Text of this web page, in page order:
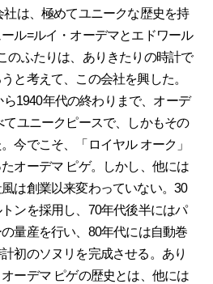
は、極めてユニークな歴史を持
ル=ルイ・オーデマとエドワール
のふたりは、ありきたりの時計で
と考えて、この会社を興した。
1940年代の終わりまで、オーデ
ユニークピースで、しかもその
今でこそ、「ロイヤル オーク」
オーデマ ピゲ。しかし、他には
は創業以来変わっていない。30
ンを採用し、70年代後半にはパ
量産を行い、80年代には自動巻
初のソヌリを完成させる。あり
ーデマ ピゲの歴史とは、他には